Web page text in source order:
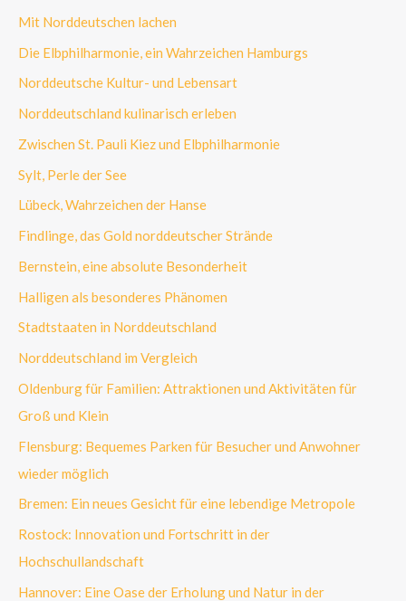
Mit Norddeutschen lachen
Die Elbphilharmonie, ein Wahrzeichen Hamburgs
Norddeutsche Kultur- und Lebensart
Norddeutschland kulinarisch erleben
Zwischen St. Pauli Kiez und Elbphilharmonie
Sylt, Perle der See
Lübeck, Wahrzeichen der Hanse
Findlinge, das Gold norddeutscher Strände
Bernstein, eine absolute Besonderheit
Halligen als besonderes Phänomen
Stadtstaaten in Norddeutschland
Norddeutschland im Vergleich
Oldenburg für Familien: Attraktionen und Aktivitäten für
Groß und Klein
Flensburg: Bequemes Parken für Besucher und Anwohner
wieder möglich
Bremen: Ein neues Gesicht für eine lebendige Metropole
Rostock: Innovation und Fortschritt in der
Hochschullandschaft
Hannover: Eine Oase der Erholung und Natur in der